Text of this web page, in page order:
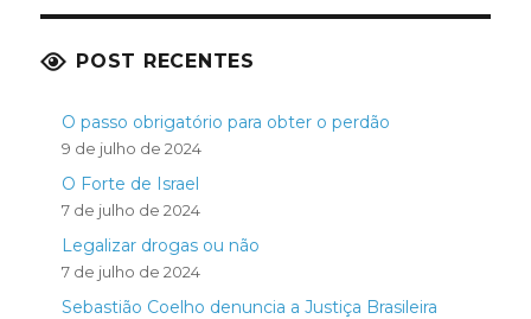
POST RECENTES
O passo obrigatório para obter o perdão
9 de julho de 2024
O Forte de Israel
7 de julho de 2024
Legalizar drogas ou não
7 de julho de 2024
Sebastião Coelho denuncia a Justiça Brasileira